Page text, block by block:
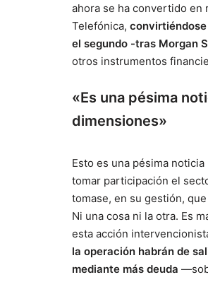
ahora se ha convertido en
Telefónica,
el segundo -tras Morgan
otros instrumentos
«Es una pésima
dimensiones»
Esto es una pésima
tomar participación el
tomase, en su gestión,
Ni una cosa ni la otra. Es
esta acción
la operación habrán de
mediante más deuda